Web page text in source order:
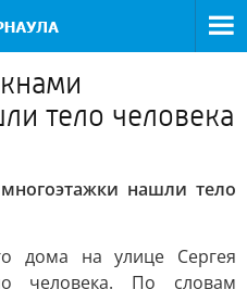
тело человека
нашли тело
дома на улице Сергея
человека. По словам